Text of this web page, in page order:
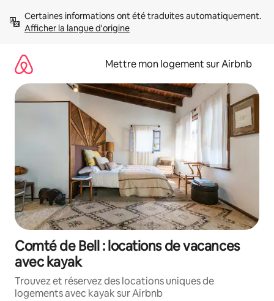
directement
Afficher la langue d'origine
Mettre mon logement sur Airbnb
Comté de Bell : locations de vacances
avec kayak
Trouvez et réservez des locations uniques de
logements avec kayak sur Airbnb